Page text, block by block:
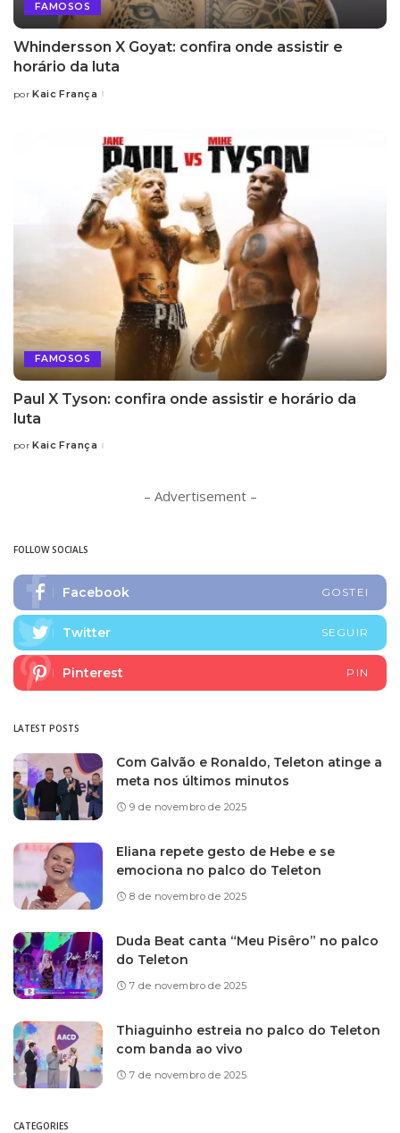
FAMOSOS
Whindersson X Goyat: confira onde assistir e
horário da luta
Posted
por Kaic França
FAMOSOS
Paul X Tyson: confira onde assistir e horário da
luta
Posted
por Kaic França
– Advertisement –
FOLLOW SOCIALS
Facebook GOSTEI
Twitter SEGUIR
Pinterest PIN
LATEST POSTS
Com Galvão e Ronaldo, Teleton atinge a
meta nos últimos minutos
9 de novembro de 2025
Eliana repete gesto de Hebe e se
emociona no palco do Teleton
8 de novembro de 2025
Duda Beat canta “Meu Pisêro” no palco
do Teleton
7 de novembro de 2025
Thiaguinho estreia no palco do Teleton
com banda ao vivo
7 de novembro de 2025
CATEGORIES